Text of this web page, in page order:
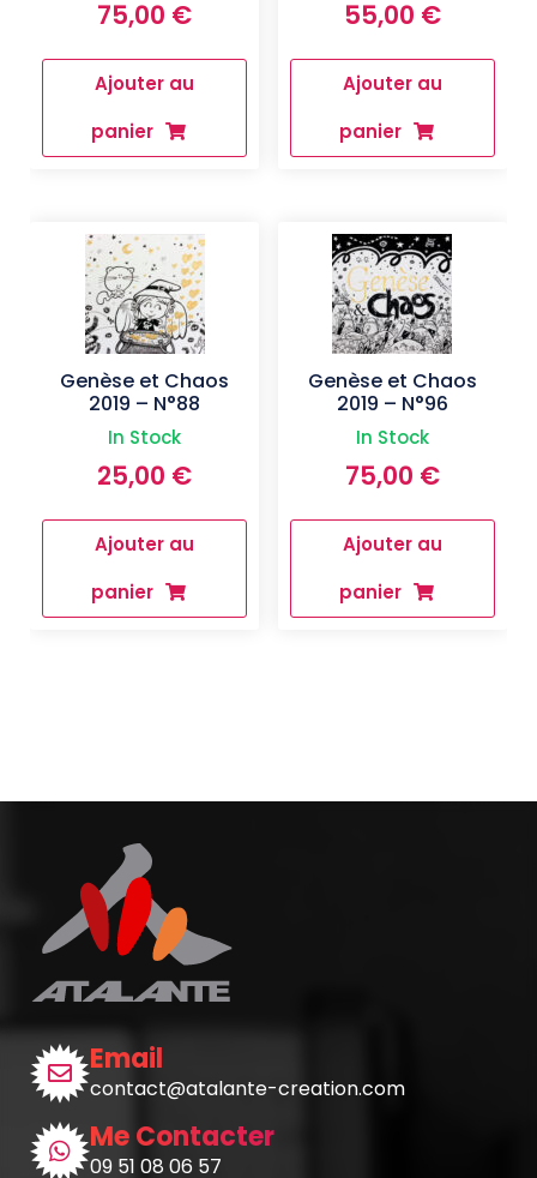
75,00 €
Ajouter au
panier
55,00 €
Ajouter au
panier
Genèse et Chaos
2019 – N°88
In Stock
25,00 €
Ajouter au
panier
Genèse et Chaos
2019 – N°96
In Stock
75,00 €
Ajouter au
panier
Email
contact@atalante-creation.com
Me Contacter
09 51 08 06 57